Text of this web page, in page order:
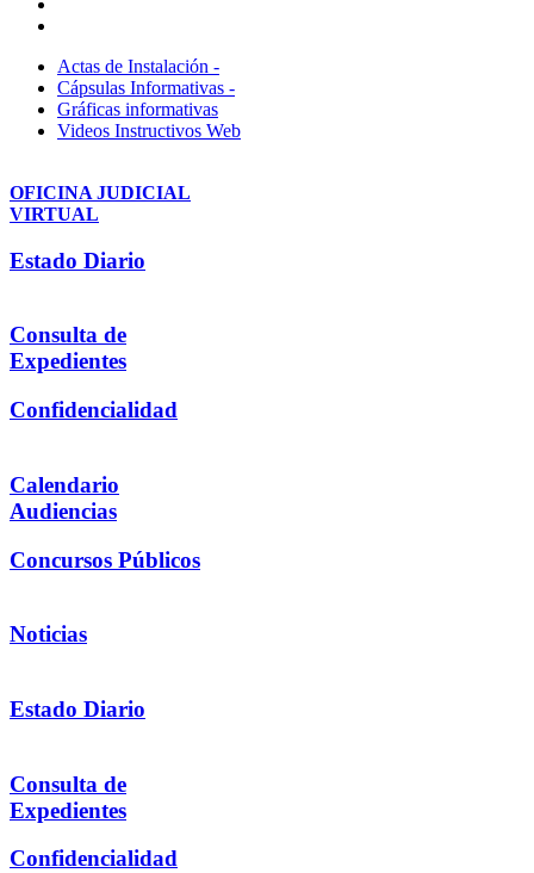
Actas de Instalación -
Cápsulas Informativas -
Gráficas informativas
Videos Instructivos Web
OFICINA JUDICIAL
VIRTUAL
Estado Diario
Consulta de
Expedientes
Confidencialidad
Calendario
Audiencias
Concursos Públicos
Noticias
Estado Diario
Consulta de
Expedientes
Confidencialidad